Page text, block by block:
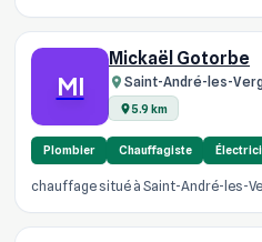
MI
Mickaël Gotorbe
Saint-André-les-
5.9 km
Plombier Chauffagiste
chauffage situé à Saint-André-les-